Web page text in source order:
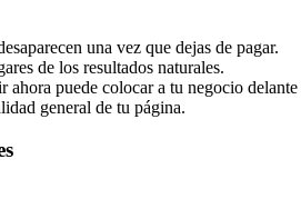
una vez que dejas de pagar.
de los resultados naturales.
puede colocar a tu negocio delante
general de tu página.